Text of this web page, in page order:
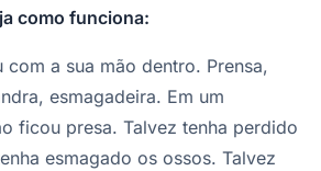
como funciona:
com a sua mão dentro. Prensa,
esmagadeira. Em um
ficou presa. Talvez tenha perdido
esmagado os ossos. Talvez